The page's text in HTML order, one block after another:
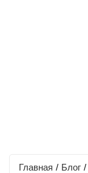
Главная / Блог /